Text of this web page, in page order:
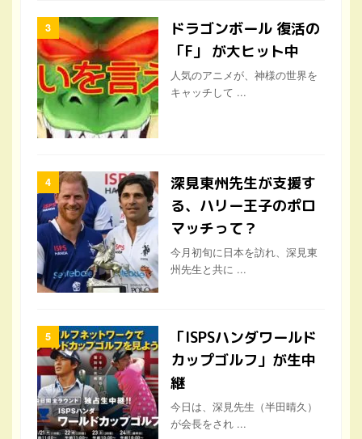
ドラゴンボール 復活の
「F」 が大ヒット中
人気のアニメが、神様の世界を
キャッチして ...
深見東州先生が支援す
る、ハリー王子のポロ
マッチって？
今月初旬に日本を訪れ、深見東
州先生と共に ...
「ISPSハンダワールド
カップゴルフ」が生中
継
今日は、深見先生（半田晴久）
が会長をされ ...